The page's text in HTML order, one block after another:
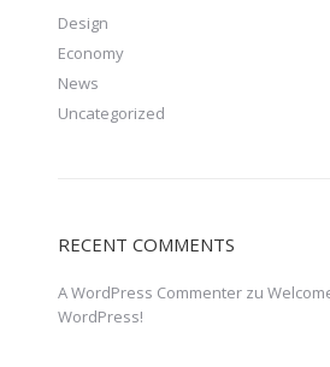
Design
Economy
News
Uncategorized
RECENT COMMENTS
A WordPress Commenter zu
WordPress!